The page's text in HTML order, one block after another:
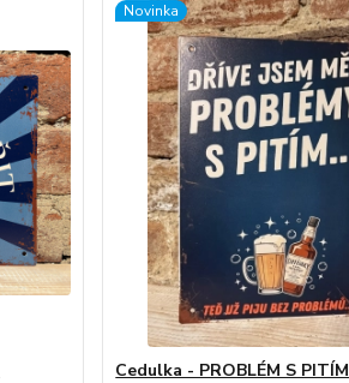
Novinka
Cedulka - PROBLÉM S PITÍM